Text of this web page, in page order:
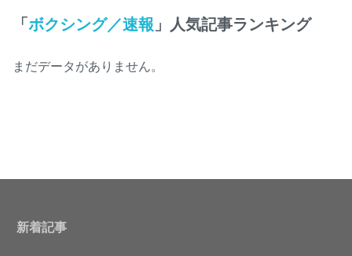
「ボクシング／速報 」人気記事ランキング
まだデータがありません。
新着記事